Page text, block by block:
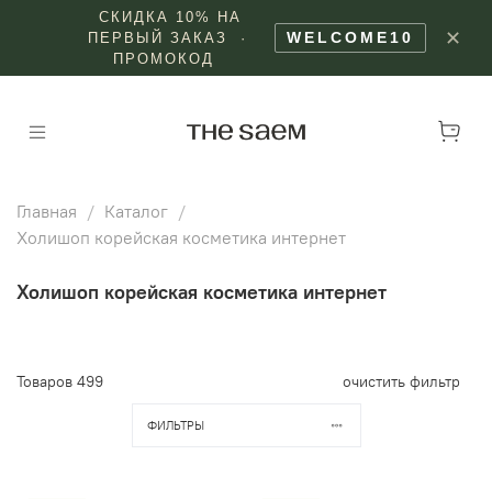
СКИДКА 10% НА
ПЕРВЫЙ ЗАКАЗ ·
ПРОМОКОД
WELCOME10 ✕
Главная
Каталог
Холишоп корейская косметика интернет
Холишоп корейская косметика интернет
Товаров 499 очистить фильтр
ФИЛЬТРЫ